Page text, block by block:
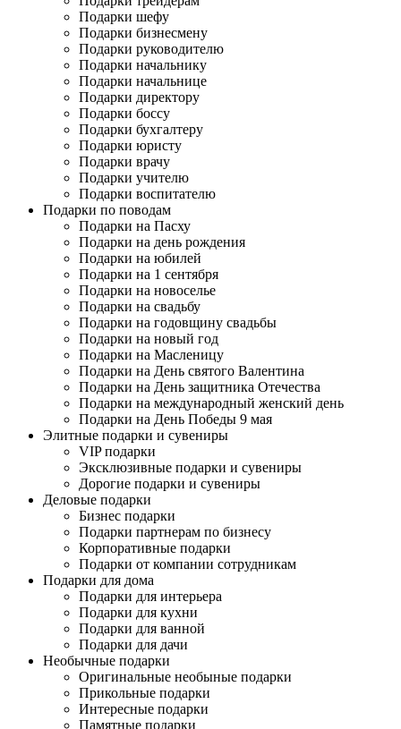
Подарки шефу
Подарки бизнесмену
Подарки руководителю
Подарки начальнику
Подарки начальнице
Подарки директору
Подарки боссу
Подарки бухгалтеру
Подарки юристу
Подарки врачу
Подарки учителю
Подарки воспитателю
Подарки по поводам
Подарки на Пасху
Подарки на день рождения
Подарки на юбилей
Подарки на 1 сентября
Подарки на новоселье
Подарки на свадьбу
Подарки на годовщину свадьбы
Подарки на новый год
Подарки на Масленицу
Подарки на День святого Валентина
Подарки на День защитника Отечества
Подарки на международный женский день
Подарки на День Победы 9 мая
Элитные подарки и сувениры
VIP подарки
Эксклюзивные подарки и сувениры
Дорогие подарки и сувениры
Деловые подарки
Бизнес подарки
Подарки партнерам по бизнесу
Корпоративные подарки
Подарки от компании сотрудникам
Подарки для дома
Подарки для интерьера
Подарки для кухни
Подарки для ванной
Подарки для дачи
Необычные подарки
Оригинальные необыные подарки
Прикольные подарки
Интересные подарки
Памятные подарки